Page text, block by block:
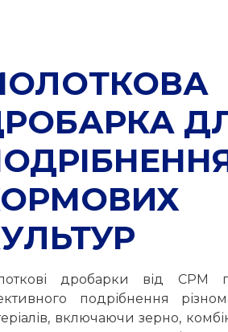
дробарки від CPM
подрібнення
включаючи зерно,